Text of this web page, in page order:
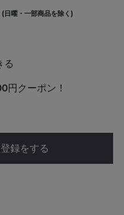
(日曜・一部商品を除く)
る
円クーポン！
録をする